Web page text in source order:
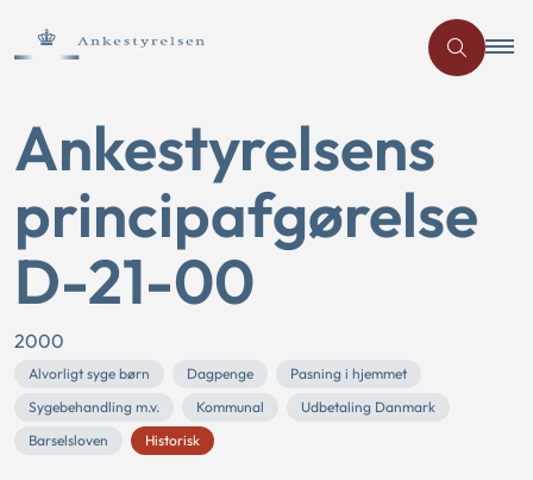
Ankestyrelsens
principafgørelse
D-21-00
2000
Alvorligt syge børn Dagpenge
Pasning i hjemmet
Sygebehandling m.v.
Kommunal
Udbetaling Danmark
Barselsloven
Historisk